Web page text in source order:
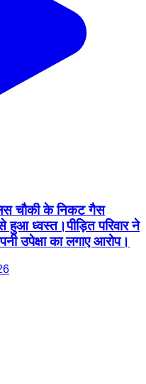
चौकी के निकट गैस